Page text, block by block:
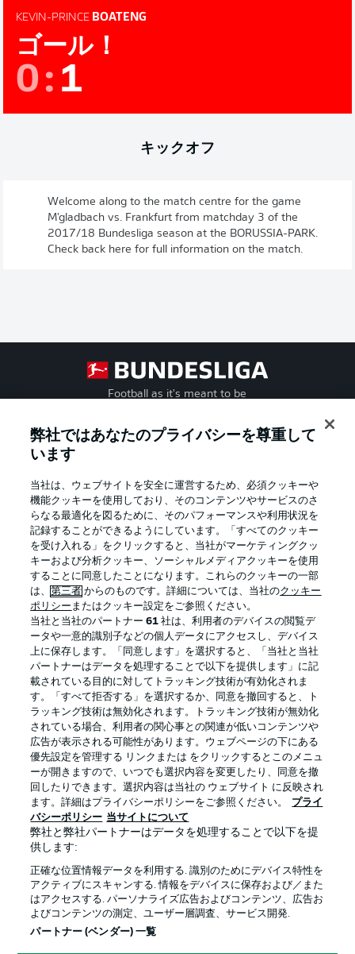
KEVIN-PRINCE BOATENG
ゴール！
0: 1
キックオフ
Welcome along to the match centre for the game
M'gladbach vs. Frankfurt from matchday 3 of the
2017/18 Bundesliga season at the BORUSSIA-PARK.
Check back here for full information on the match.
Football as it's meant to be
Official Partners
プライバシー・ポリシー 優先設定を管理する
利用条件 放送局
求人 選手
当サイトについて
© 2026 Bundesliga-Gruppe GmbH
弊社ではあなたのプライバシーを尊重して
います
当社は、ウェブサイトを安全に運営するため、必須クッキーや
機能クッキーを使用しており、そのコンテンツやサービスのさ
らなる最適化を図るために、そのパフォーマンスや利用状況を
記録することができるようにしています。「すべてのクッキー
を受け入れる」をクリックすると、当社がマーケティングクッ
キーおよび分析クッキー、ソーシャルメディアクッキーを使用
することに同意したことになります。これらのクッキーの一部
は、第三者 からのものです。詳細については、当社のクッキー
ポリシー またはクッキー設定をご参照ください。
当社と当社のパートナー61 社は、利用者のデバイスの閲覧デ
ータや一意的識別子などの個人データにアクセスし、デバイス
上に保存します。「同意します」を選択すると、「当社と当社
パートナーはデータを処理することで以下を提供します」に記
載されている目的に対してトラッキング技術が有効化されま
す。「すべて拒否する」を選択するか、同意を撤回すると、ト
ラッキング技術は無効化されます。トラッキング技術が無効化
されている場合、利用者の関心事との関連が低いコンテンツや
広告が表示される可能性があります。ウェブページの下にある
優先設定を管理する リンクまたは をクリックするとこのメニュ
ーが開きますので、いつでも選択内容を変更したり、同意を撤
回したりできます。選択内容は当社の ウェブサイト に反映され
ます。詳細はプライバシーポリシーをご参照ください。
プライ
バシーポリシー 当サイトについて
弊社と弊社パートナーはデータを処理することで以下を提
供します:
正確な位置情報データを利用する. 識別のためにデバイス特性を
アクティブにスキャンする. 情報をデバイスに保存および／また
はアクセスする. パーソナライズ広告およびコンテンツ、広告お
よびコンテンツの測定、ユーザー層調査、サービス開発.
パートナー (ベンダー) 一覧